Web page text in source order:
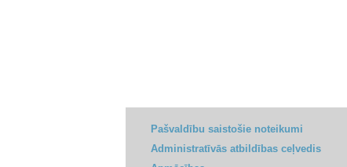
Pašvaldību saistošie noteikumi
Administratīvās atbildības ceļvedis